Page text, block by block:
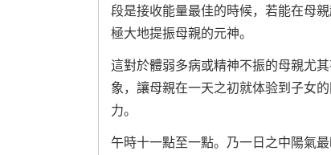
段是接收能量最佳的時候，若能在母
極大地提振母親的元神。
這對於體弱多病或精神不振的母親尤
象，讓母親在一天之初就体验到子女
力。
午時十一點至一點。乃一日之中陽氣